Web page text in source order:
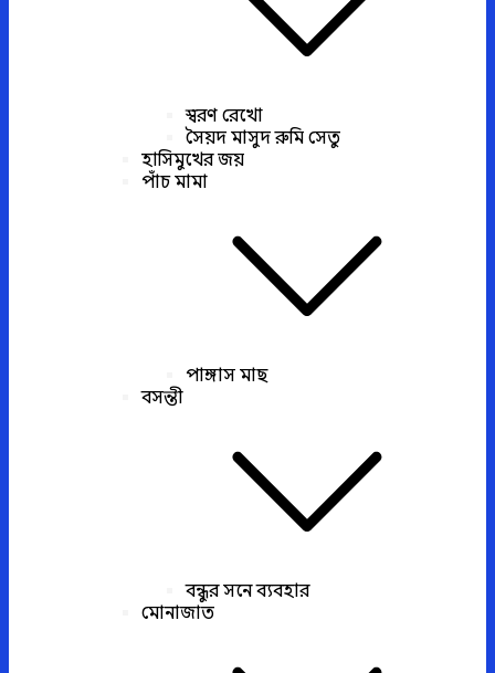
স্বরণ রেখো
সৈয়দ মাসুদ রুমি সেতু
হাসিমুখের জয়
পাঁচ মামা
পাঙ্গাস মাছ
বসন্তী
বন্ধুর সনে ব্যবহার
মোনাজাত